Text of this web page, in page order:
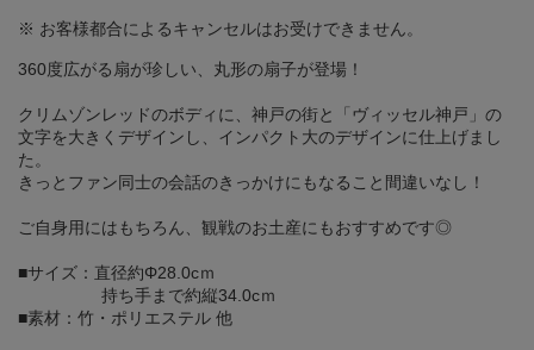
※ お客様都合によるキャンセルはお受けできません。
360度広がる扇が珍しい、丸形の扇子が登場！
クリムゾンレッドのボディに、神戸の街と「ヴィッセル神戸」の
文字を大きくデザインし、インパクト大のデザインに仕上げまし
た。
きっとファン同士の会話のきっかけにもなること間違いなし！
ご自身用にはもちろん、観戦のお土産にもおすすめです◎
■サイズ：直径約Φ28.0cｍ
持ち手まで約縦34.0cｍ
■素材：竹・ポリエステル 他